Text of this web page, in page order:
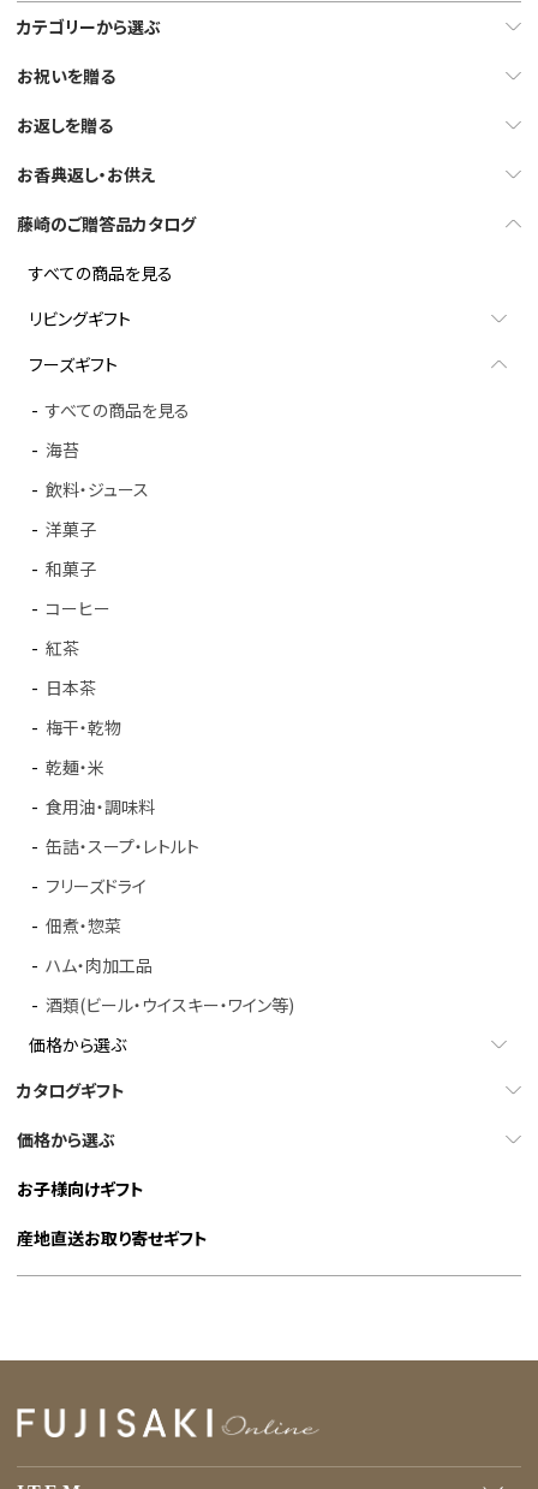
カテゴリーから選ぶ
お祝いを贈る
お返しを贈る
お香典返し・お供え
藤崎のご贈答品カタログ
すべての商品を見る
リビングギフト
フーズギフト
すべての商品を見る
海苔
飲料・ジュース
洋菓子
和菓子
コーヒー
紅茶
日本茶
梅干・乾物
乾麺・米
食用油・調味料
缶詰・スープ・レトルト
フリーズドライ
佃煮・惣菜
ハム・肉加工品
酒類(ビール・ウイスキー・ワイン等)
価格から選ぶ
カタログギフト
価格から選ぶ
お子様向けギフト
産地直送お取り寄せギフト